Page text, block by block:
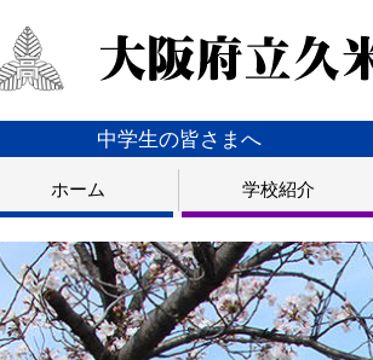
中学生の皆さまへ
ホーム 学校紹介